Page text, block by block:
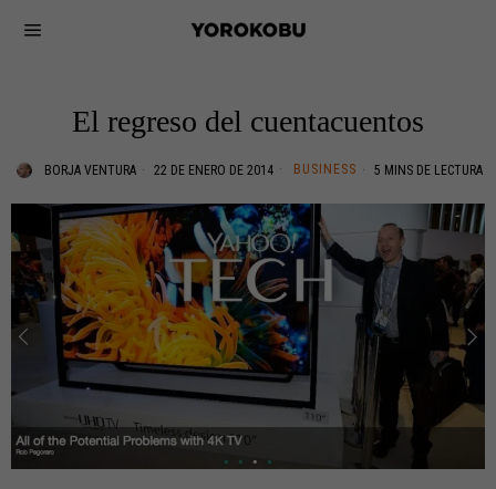
El regreso del cuentacuentos
BORJA VENTURA 22 DE ENERO DE 2014 BUSINESS 5 MINS DE LECTURA